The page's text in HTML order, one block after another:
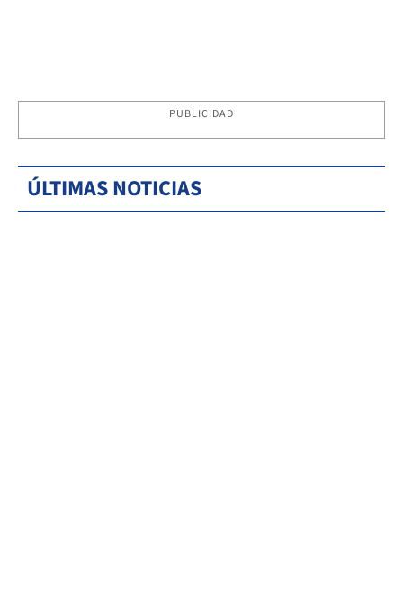
PUBLICIDAD
ÚLTIMAS NOTICIAS